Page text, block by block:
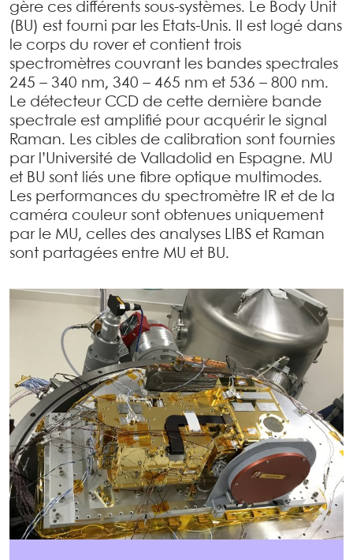
gère ces différents sous-systèmes. Le Body Unit
(BU) est fourni par les Etats-Unis. Il est logé dans
le corps du rover et contient trois
spectromètres couvrant les bandes spectrales
245 – 340 nm, 340 – 465 nm et 536 – 800 nm.
Le détecteur CCD de cette dernière bande
spectrale est amplifié pour acquérir le signal
Raman. Les cibles de calibration sont fournies
par l’Université de Valladolid en Espagne. MU
et BU sont liés une fibre optique multimodes.
Les performances du spectromètre IR et de la
caméra couleur sont obtenues uniquement
par le MU, celles des analyses LIBS et Raman
sont partagées entre MU et BU.